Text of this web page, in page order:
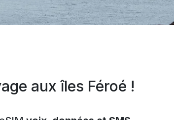
aux îles Féroé !